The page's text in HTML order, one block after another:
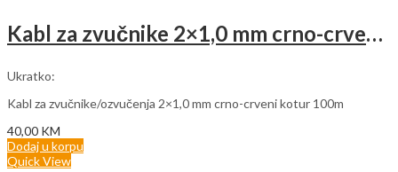
Kabl za zvučnike 2×1,0 mm crno-crveni (rolna 100m)
Ukratko:
Kabl za zvučnike/ozvučenja 2×1,0 mm crno-crveni kotur 100m
40,00 KM
Dodaj u korpu
Quick View